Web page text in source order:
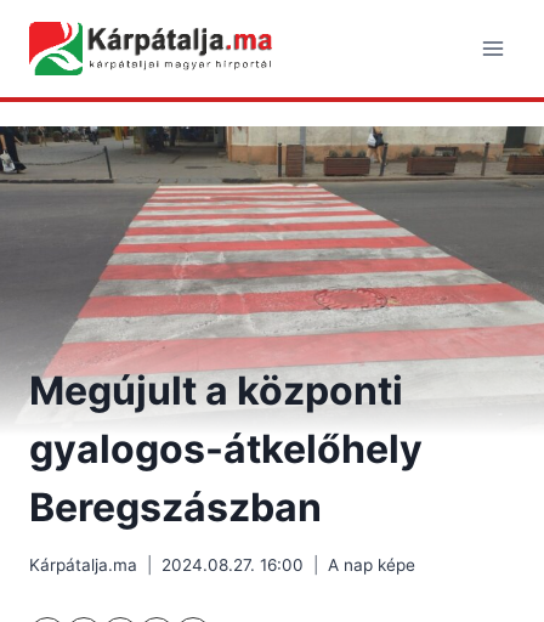
content
Megújult a központi
gyalogos-átkelőhely
Beregszászban
Kárpátalja.ma 2024.08.27. 16:00 A nap képe